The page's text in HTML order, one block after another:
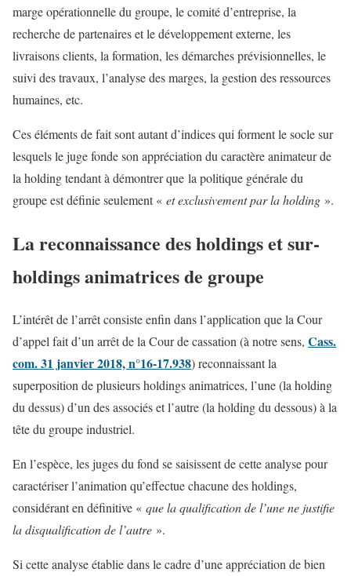
marge opérationnelle du groupe, le comité d’entreprise, la
recherche de partenaires et le développement externe, les
livraisons clients, la formation, les démarches prévisionnelles, le
suivi des travaux, l’analyse des marges, la gestion des ressources
humaines, etc.
Ces éléments de fait sont autant d’indices qui forment le socle sur
lesquels le juge fonde son appréciation du caractère animateur de
la holding tendant à démontrer que la politique générale du
groupe est définie seulement « et exclusivement par la holding ».
La reconnaissance des holdings et sur-
holdings animatrices de groupe
L’intérêt de l’arrêt consiste enfin dans l’application que la Cour
d’appel fait d’un arrêt de la Cour de cassation (à notre sens, Cass.
com. 31 janvier 2018, n°16-17.938) reconnaissant la
superposition de plusieurs holdings animatrices, l’une (la holding
du dessus) d’un des associés et l’autre (la holding du dessous) à la
tête du groupe industriel.
En l’espèce, les juges du fond se saisissent de cette analyse pour
caractériser l’animation qu’effectue chacune des holdings,
considérant en définitive « que la qualification de l’une ne justifie
la disqualification de l’autre ».
Si cette analyse établie dans le cadre d’une appréciation de bien